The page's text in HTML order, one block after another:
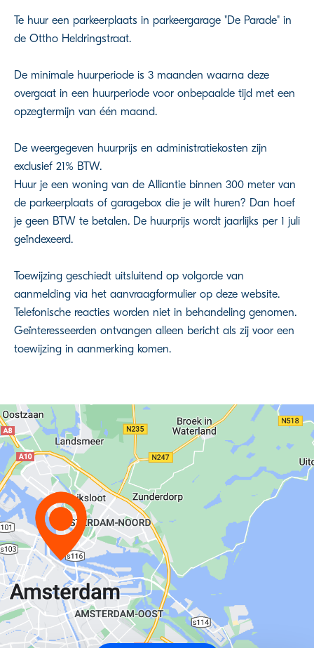
Te huur een parkeerplaats in parkeergarage "De Parade" in
de Ottho Heldringstraat.
De minimale huurperiode is 3 maanden waarna deze
overgaat in een huurperiode voor onbepaalde tijd met een
opzegtermijn van één maand.
De weergegeven huurprijs en administratiekosten zijn
exclusief 21% BTW.
Huur je een woning van de Alliantie binnen 300 meter van
de parkeerplaats of garagebox die je wilt huren? Dan hoef
je geen BTW te betalen. De huurprijs wordt jaarlijks per 1 juli
geïndexeerd.
Toewijzing geschiedt uitsluitend op volgorde van
aanmelding via het aanvraagformulier op deze website.
Telefonische reacties worden niet in behandeling genomen.
Geïnteresseerden ontvangen alleen bericht als zij voor een
toewijzing in aanmerking komen.